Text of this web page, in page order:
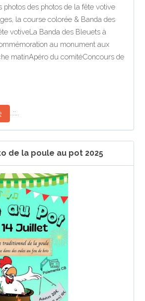
photos des photos de la fête votive
la course colorée & Banda des
votiveLa Banda des Bleuets à
au monument aux
matinApéro du comitéConcours de
..::..
de la poule au pot 2025